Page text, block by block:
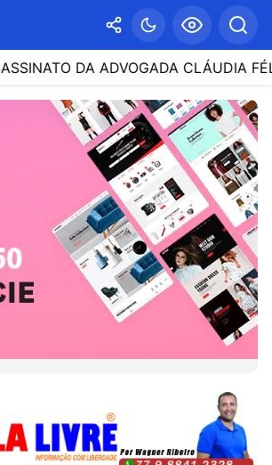
DA ADVOGADA CLÁUDIA FÉLIX;